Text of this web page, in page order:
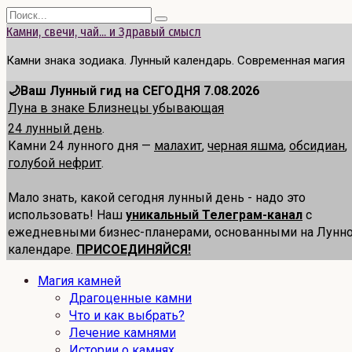
Перейти
к
Search
for:
Камни, свечи, чай... и Здравый смысл
Камни знака зодиака. Лунный календарь. Современная магия
🌙Ваш Лунный гид на СЕГОДНЯ 7.08.2026
Луна в знаке Близнецы убывающая
24 лунный день.
Камни 24 лунного дня — малахит, черная яшма, обсидиан,
голубой нефрит.
Мало знать, какой сегодня лунный день - надо это
использовать! Наш уникальный Телеграм-канал с
ежедневными бизнес-планерами, основанными на
календаре. ПРИСОЕДИНЯЙСЯ!
Магия камней
Драгоценные камни
Что и как выбрать?
Лечение камнями